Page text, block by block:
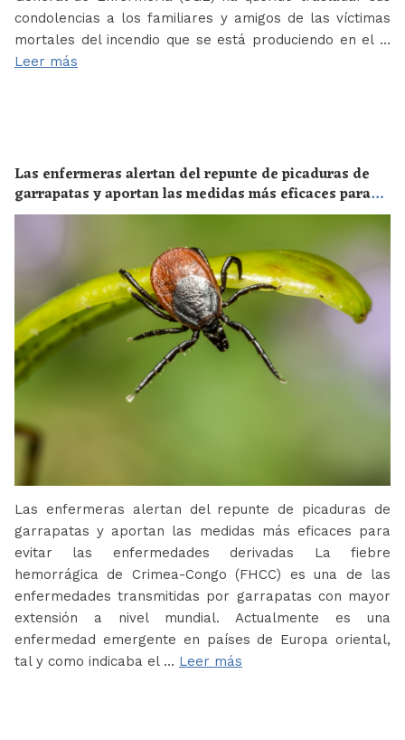
condolencias a los familiares y amigos de las víctimas
mortales del incendio que se está produciendo en el …
Leer más
Las enfermeras alertan del repunte de picaduras de
garrapatas y aportan las medidas más eficaces para
evitar las enfermedades derivadas
Las enfermeras alertan del repunte de picaduras de
garrapatas y aportan las medidas más eficaces para
evitar las enfermedades derivadas La fiebre
hemorrágica de Crimea-Congo (FHCC) es una de las
enfermedades transmitidas por garrapatas con mayor
extensión a nivel mundial. Actualmente es una
enfermedad emergente en países de Europa oriental,
tal y como indicaba el … Leer más